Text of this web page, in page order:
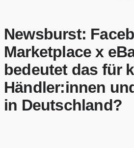
Newsburst:
Marketplace x
bedeutet das für
Händler:innen
in Deutschland?